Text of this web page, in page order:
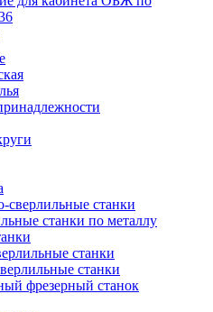
сверлильные станки
станки по металлу
станки
станки
фрезерный станок